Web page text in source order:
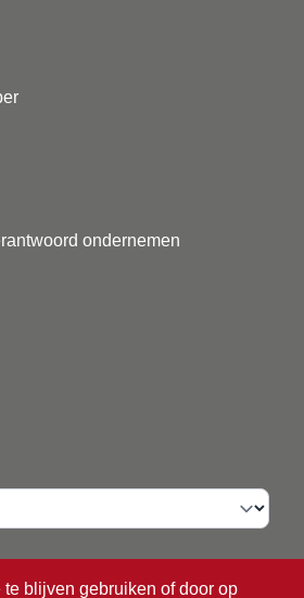
ondernemen
te blijven gebruiken of door op